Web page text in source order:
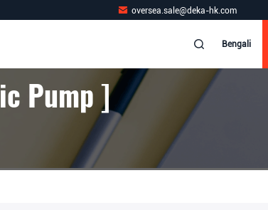
oversea.sale@deka-hk.com
Bengali
Pump ]